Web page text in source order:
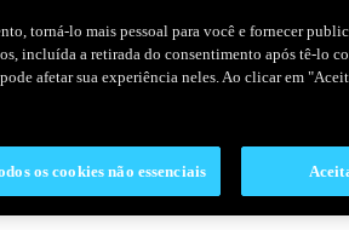
torná-lo mais pessoal para você e fornecer
incluída a retirada do consentimento após tê-lo
afetar sua experiência neles. Ao clicar em
os cookies não essenciais